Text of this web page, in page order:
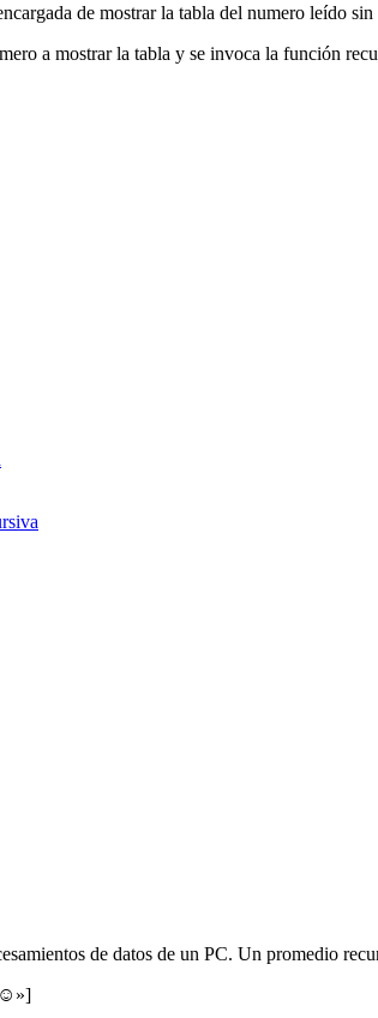
de mostrar la tabla del numero leído
a mostrar la tabla y se invoca la función
de datos de un PC. Un promedio
☺»]